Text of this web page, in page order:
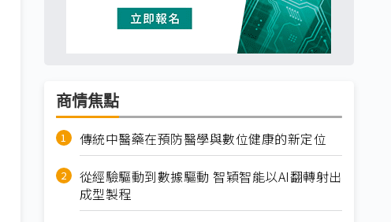
商情焦點
傳統中醫藥在預防醫學與數位健康的新定位
從經驗驅動到數據驅動 智穎智能以AI翻轉射出
成型製程